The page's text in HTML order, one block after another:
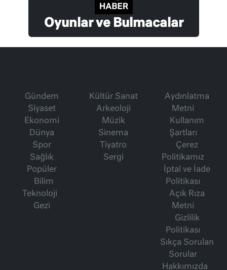
Oyunlar ve Bulmacalar
Gündem
Siyaset
Ekonomi
Dünya
Spor
Sağlık
Popüler
Bilim
Teknoloji
Gezi
Kültür Sanat
Arkeoloji
Müzik
Sinema
Tiyatro
Sergi
Aydınlatma
Metni
Kullanım
Şartları
Çerez
Politikamız
İptal ve İade
Politikası
Açık Rıza
Metni
Gizlilik
Politikası
Sıkça Sorulan
Sorular
Hakkımızda